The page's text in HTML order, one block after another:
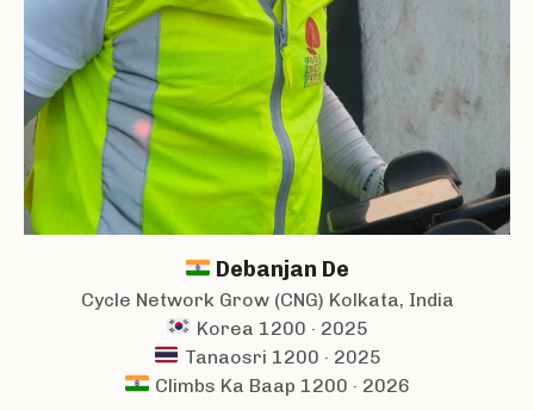
Debanjan De
Cycle Network Grow (CNG) Kolkata, India
Korea 1200 · 2025
Tanaosri 1200 · 2025
Climbs Ka Baap 1200 · 2026